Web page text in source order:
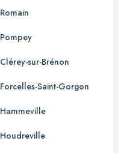
Romain
Pompey
Clérey-sur-Brénon
Forcelles-Saint-Gorgon
Hammeville
Houdreville